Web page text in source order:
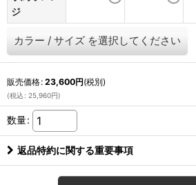
ジ
カラー / サイズ を選択してください
販売価格: 23,600円(税別)
(税込 : 25,960円)
数量:
返品特約に関する重要事項